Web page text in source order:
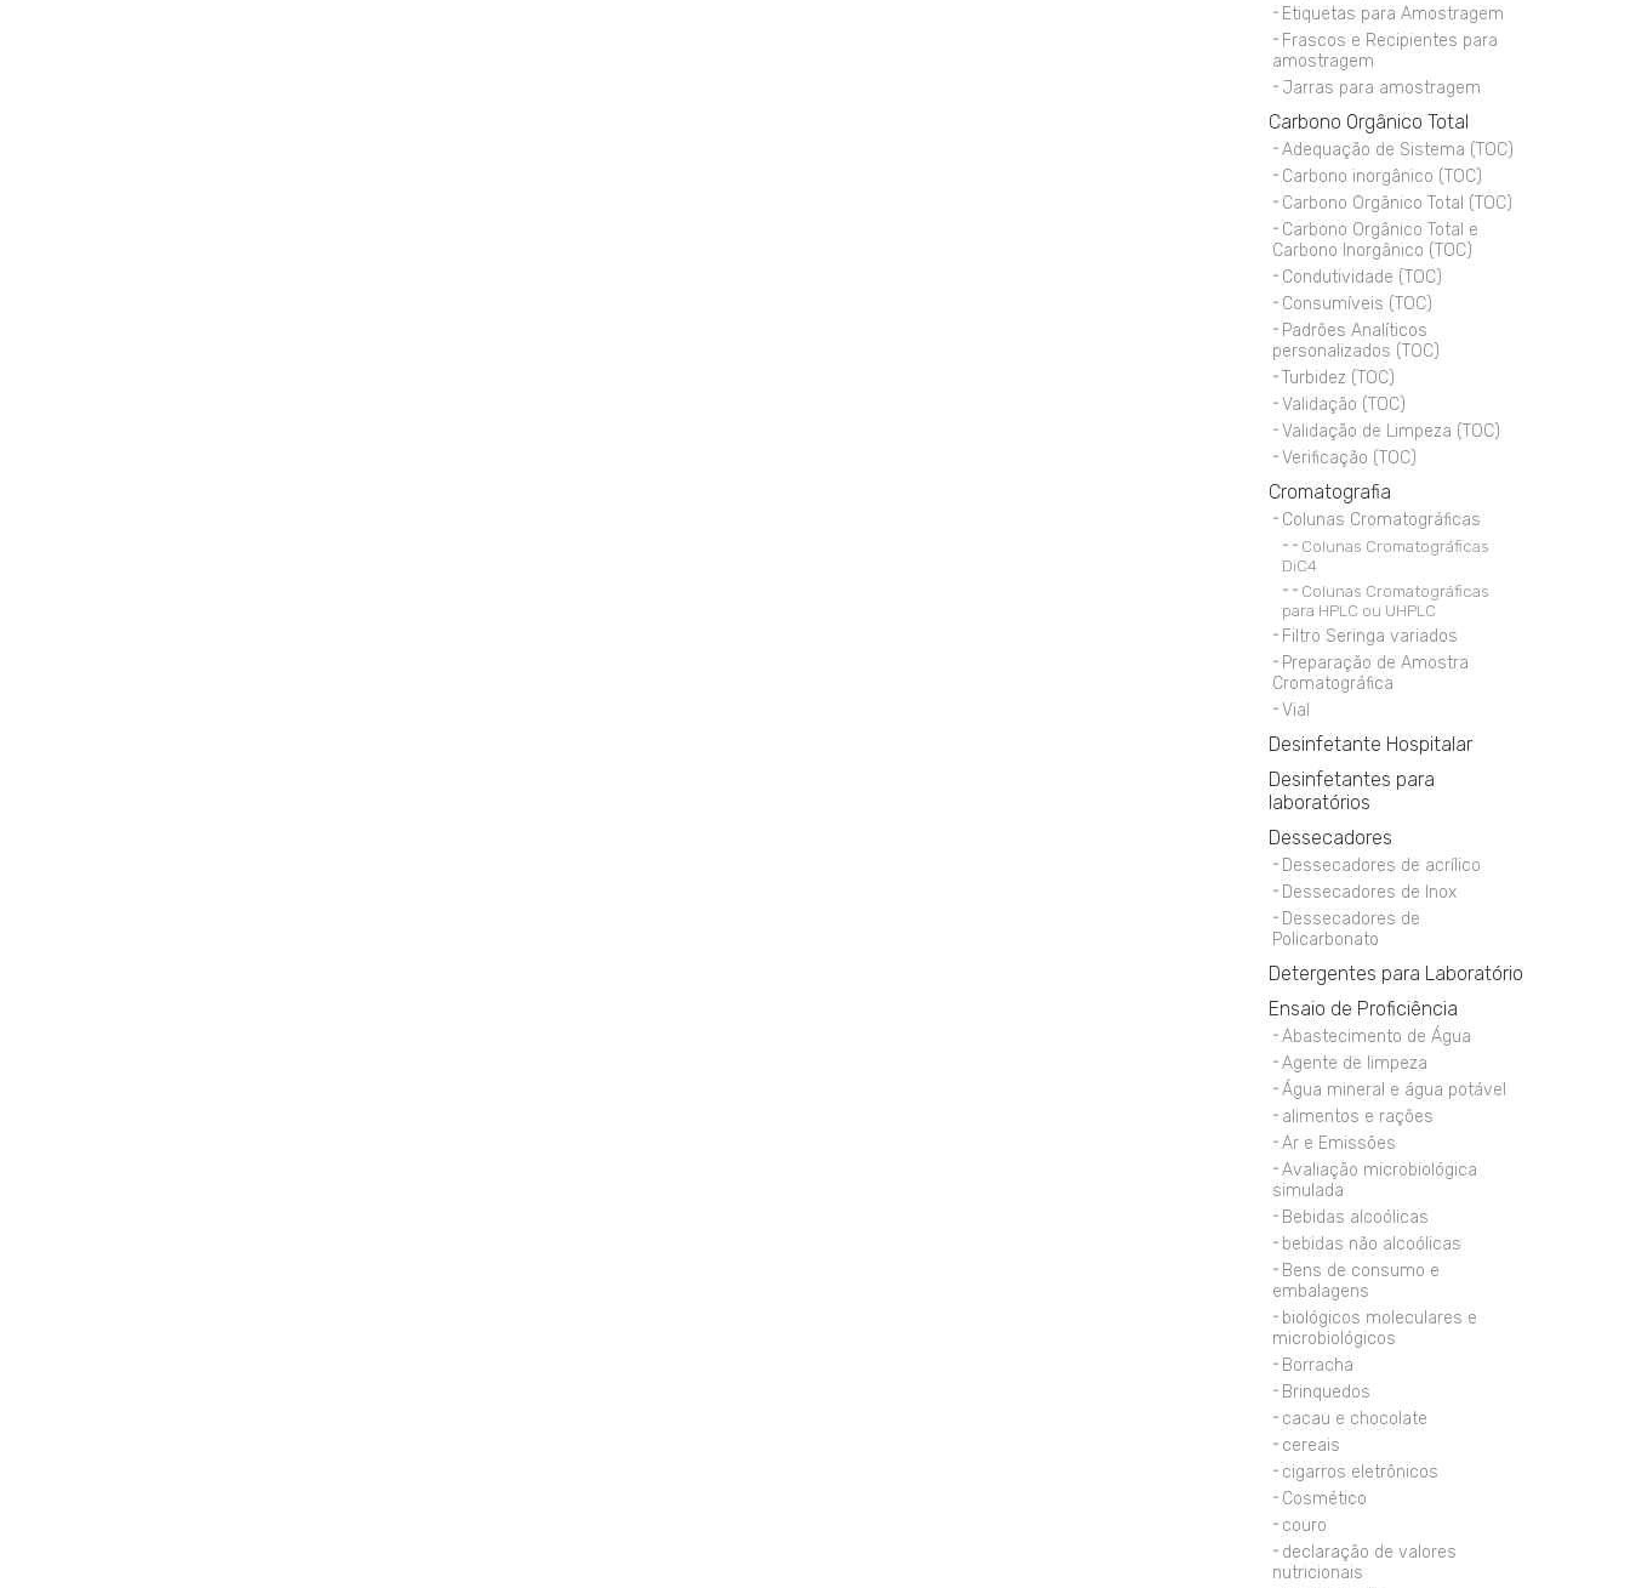
Etiquetas para Amostragem
Frascos e Recipientes para
amostragem
Jarras para amostragem
Carbono Orgânico Total
Adequação de Sistema (TOC)
Carbono inorgânico (TOC)
Carbono Orgânico Total (TOC)
Carbono Orgânico Total e
Carbono Inorgânico (TOC)
Condutividade (TOC)
Consumíveis (TOC)
Padrões Analíticos
personalizados (TOC)
Turbidez (TOC)
Validação (TOC)
Validação de Limpeza (TOC)
Verificação (TOC)
Cromatografia
Colunas Cromatográficas
Colunas Cromatográficas
DiC4
Colunas Cromatográficas
para HPLC ou UHPLC
Filtro Seringa variados
Preparação de Amostra
Cromatográfica
Vial
Desinfetante Hospitalar
Desinfetantes para
laboratórios
Dessecadores
Dessecadores de acrílico
Dessecadores de Inox
Dessecadores de
Policarbonato
Detergentes para Laboratório
Ensaio de Proficiência
Abastecimento de Água
Agente de limpeza
Água mineral e água potável
alimentos e rações
Ar e Emissões
Avaliação microbiológica
simulada
Bebidas alcoólicas
bebidas não alcoólicas
Bens de consumo e
embalagens
biológicos moleculares e
microbiológicos
Borracha
Brinquedos
cacau e chocolate
cereais
cigarros eletrônicos
Cosmético
couro
declaração de valores
nutricionais